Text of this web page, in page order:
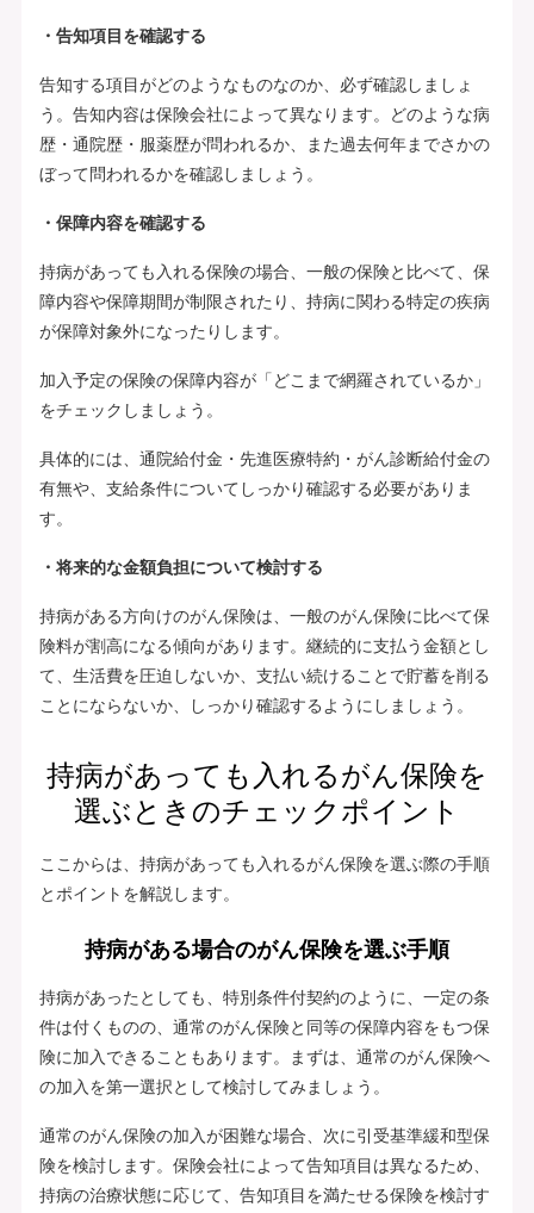
・告知項目を確認する
告知する項目がどのようなものなのか、必ず確認しましょ
う。告知内容は保険会社によって異なります。どのような病
歴・通院歴・服薬歴が問われるか、また過去何年までさかの
ぼって問われるかを確認しましょう。
・保障内容を確認する
持病があっても入れる保険の場合、一般の保険と比べて、保
障内容や保障期間が制限されたり、持病に関わる特定の疾病
が保障対象外になったりします。
加入予定の保険の保障内容が「どこまで網羅されているか」
をチェックしましょう。
具体的には、通院給付金・先進医療特約・がん診断給付金の
有無や、支給条件についてしっかり確認する必要がありま
す。
・将来的な金額負担について検討する
持病がある方向けのがん保険は、一般のがん保険に比べて保
険料が割高になる傾向があります。継続的に支払う金額とし
て、生活費を圧迫しないか、支払い続けることで貯蓄を削る
ことにならないか、しっかり確認するようにしましょう。
持病があっても入れるがん保険を
選ぶときのチェックポイント
ここからは、持病があっても入れるがん保険を選ぶ際の手順
とポイントを解説します。
持病がある場合のがん保険を選ぶ手順
持病があったとしても、特別条件付契約のように、一定の条
件は付くものの、通常のがん保険と同等の保障内容をもつ保
険に加入できることもあります。まずは、通常のがん保険へ
の加入を第一選択として検討してみましょう。
通常のがん保険の加入が困難な場合、次に引受基準緩和型保
険を検討します。保険会社によって告知項目は異なるため、
持病の治療状態に応じて、告知項目を満たせる保険を検討す